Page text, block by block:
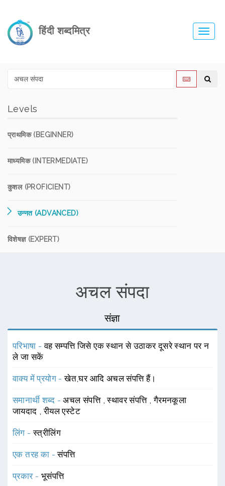
हिंदी शब्दमित्र
Levels
प्राथमिक (BEGINNER)
माध्यमिक (INTERMEDIATE)
कुशल (PROFICIENT)
उन्नत (ADVANCED)
विशेषज्ञ (EXPERT)
अचल संपदा
संज्ञा
परिभाषा -वह सम्पत्ति जिसे एक स्थान से उठाकर दूसरे स्थान पर न
ले जा सकें
वाक्य में प्रयोग -खेत,घर आदि अचल संपत्ति हैं।
समानार्थी शब्द -अचल संपत्ति ,स्थावर संपत्ति ,गैरमनकूला
जायदाद ,रीयल एस्टेट
लिंग -स्त्रीलिंग
एक तरह का -संपत्ति
प्रकार - भूसंपत्ति